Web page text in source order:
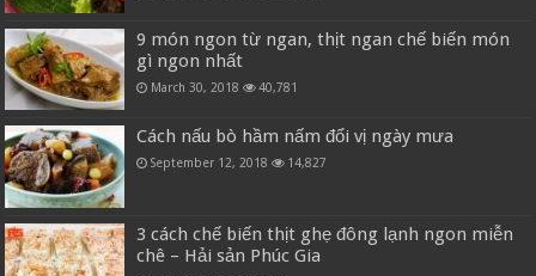
9 món ngon từ ngan, thịt ngan chế biến món
gì ngon nhất
March 30, 2018 40,781
Cách nấu bò hầm nấm đổi vị ngày mưa
September 12, 2018 14,827
3 cách chế biến thịt ghẹ đông lạnh ngon miễn
chê – Hải sản Phúc Gia